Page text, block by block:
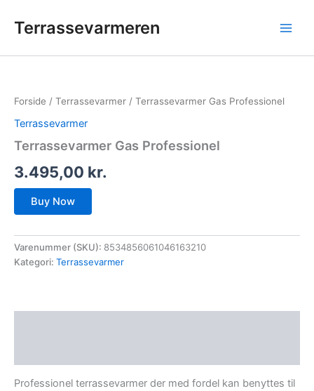
Terrassevarmeren
Forside / Terrassevarmer / Terrassevarmer Gas Professionel
Terrassevarmer
Terrassevarmer Gas Professionel
3.495,00 kr.
Buy Now
Varenummer (SKU): 8534856061046163210
Kategori: Terrassevarmer
Professionel terrassevarmer der med fordel kan benyttes til